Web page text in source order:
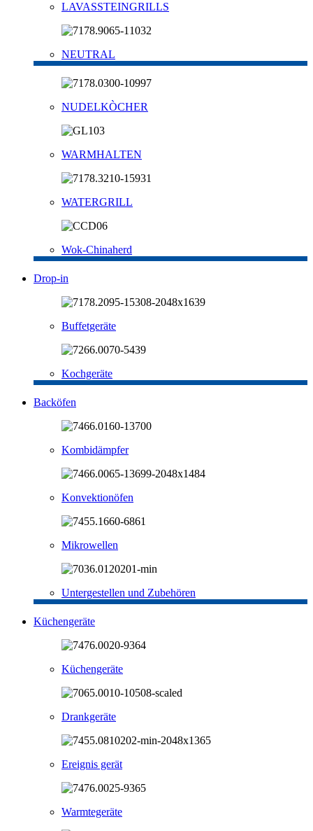
LAVASSTEINGRILLS
NEUTRAL
NUDELKÒCHER
WARMHALTEN
WATERGRILL
Wok-Chinaherd
Drop-in
Buffetgeräte
Kochgeräte
Backöfen
Kombidämpfer
Konvektionöfen
Mikrowellen
Untergestellen und Zubehören
Küchengeräte
Küchengeräte
Drankgeräte
Ereignis gerät
Warmtegeräte